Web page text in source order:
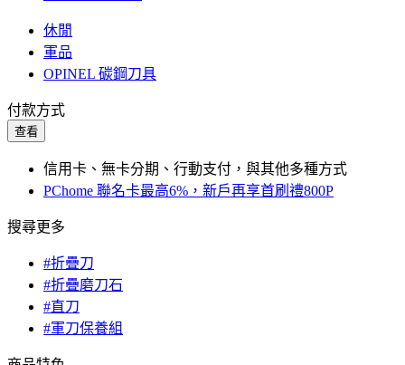
休閒
軍品
OPINEL 碳鋼刀具
付款方式
查看
信用卡、無卡分期、行動支付，與其他多種方式
PChome 聯名卡最高6%，新戶再享首刷禮800P
搜尋更多
#折疊刀
#折疊磨刀石
#直刀
#軍刀保養組